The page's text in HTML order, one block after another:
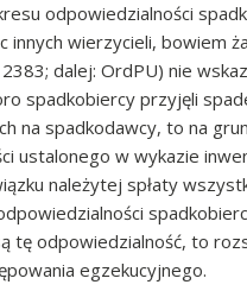
odpowiedzialności
innych wierzycieli, bowiem
dalej: OrdPU) nie
spadkobiercy przyjęli
na spadkodawcy, to na
ustalonego w wykazie
należytej spłaty
tę odpowiedzialność, to
egzekucyjnego.